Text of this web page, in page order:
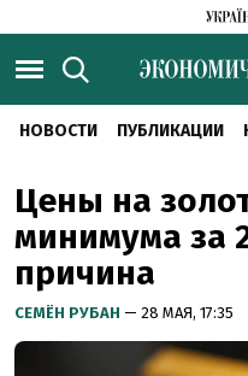
НОВОСТИ ПУБЛИКАЦИИ
Цены на
минимума за
причина
СЕМЁН РУБАН — 28 МАЯ, 17:35